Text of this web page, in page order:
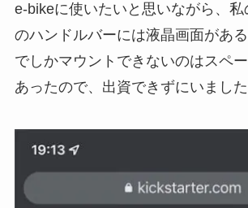
e-bikeに使いたいと思いながら、
のハンドルバーには液晶画面があ
でしかマウントできないのはスペ
あったので、出資できずにいました